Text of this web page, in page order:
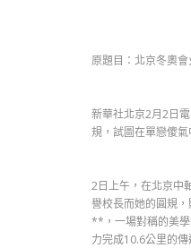
原題目：北京冬奧
新華社北京2月2日
規，試圖在單戀傻
2日上午，在北京中
譽校長而她的圓規
**，一場對稱的美
力完成10.6公里的傳